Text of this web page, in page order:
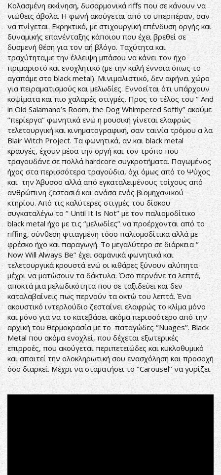
Κολασμένη εκκίνηση, δυσαρμονικά riffs που σε κάνουν να
νιώθεις άβολα. Η φωνή ακούγεται από το υπερπέραν, σαν
να πνίγεται. Εκρηκτικό, με στιχουργική επένδυση οργής και
δυναμικής επανένταξης κάποιου που έχει βρεθεί σε
δυσμενή θέση για τον α΄ή β΄λόγο. Ταχύτητα και
τραχύτητα,με την έλλειψη μπάσου να κάνει τον ήχο
πριμαριστό και ενοχλητικό (με την καλή έννοια όπως το
αγαπάμε στο black metal). Μινιμαλιστικό, δεν αφήνει χώρο
για πειραματισμούς και μελωδίες. Εννοείται ότι υπάρχουν
κοψίματα και πιο χαλαρές στιγμές. Προς το τέλος του ‘’ And
in Old Salamano’s Room, the Dog Whimpered Softly’’ ακούμε
‘’περίεργα’’ φωνητικά ενώ η μουσική γίνεται ελαφρώς
τελετουργική και κινηματογραφική, σαν ταινία τρόμου α λα
Blair Witch Project. Τα φωνητικά, αν και black metal
κραυγές, έχουν μέσα την οργή και τον τρόπο που
τραγουδάνε σε πολλά hardcore συγκροτήματα. Παγωμένος
ήχος στα περισσότερα τραγούδια, όχι όμως από το Ψύχος
και την Άβυσσο αλλά από εγκαταλειμένους τοίχους από
ανθρώπινη ζεστασιά και ανάσα ενός βιομηχανικού
κτηρίου. Από τις καλύτερες στιγμές του δίσκου
συγκαταλέγω το ‘’ Until It Is Not’’ με τον παλιομοδίτικο
black metal ήχο με τις ‘’μελωδίες’’ να προέρχονται από το
riffing, σύνθεση φτιαγμένη τόσο παλιομοδίτικα αλλά με
φρέσκο ήχο και παραγωγή. Το μεγαλύτερο σε διάρκεια ‘’
Now Will Always Be’’ έχει σαμανικά φωνητικά και
τελετουργικά κρουστά ενώ οι κιθάρες ξύνουν αλύπητα
μέχρι να ματώσουν τα δάκτυλα. Όσο περνάνε τα λεπτά,
αποκτά μια μελωδικότητα που σε ταξιδεύει και δεν
καταλαβαίνεις πως περνούν τα οκτώ του λεπτά. Ένα
ακουστικό ιντερλούδιο ζεσταίνει ελαφρώς το κλίμα μόνο
και μόνο για να το κατεβάσει ακόμα περισσότερο από την
αρχική του θερμοκρασία με το παταγώδες ‘’Nuages’’. Black
Metal που ακόμα ενοχλεί, που δέχεται εξωτερικές
επιρροές, που ακούγεται περιπετειώδες και κυκλοθυμικό
και απαιτεί την ολοκληρωτική σου ενασχόληση και προσοχή
όσο διαρκεί. Μέχρι να σταματήσει το ‘’Carousel’’ να γυρίζει.